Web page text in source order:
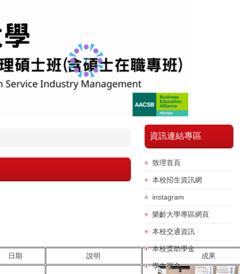
日期 說明 成果
資訊連結專區
致理首頁
本校招生資訊網
instagram
樂齡大學專區網頁
本校交通資訊
本校獎助學金
學生宿舍